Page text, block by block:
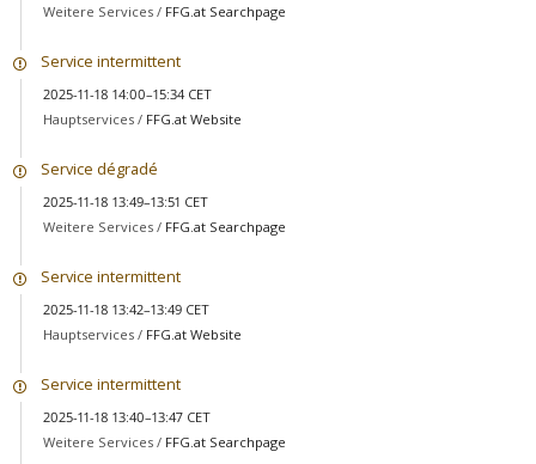
Weitere Services / FFG.at Searchpage
Service intermittent
2025-11-18 14:00–15:34 CET
Hauptservices / FFG.at Website
Service dégradé
2025-11-18 13:49–13:51 CET
Weitere Services / FFG.at Searchpage
Service intermittent
2025-11-18 13:42–13:49 CET
Hauptservices / FFG.at Website
Service intermittent
2025-11-18 13:40–13:47 CET
Weitere Services / FFG.at Searchpage